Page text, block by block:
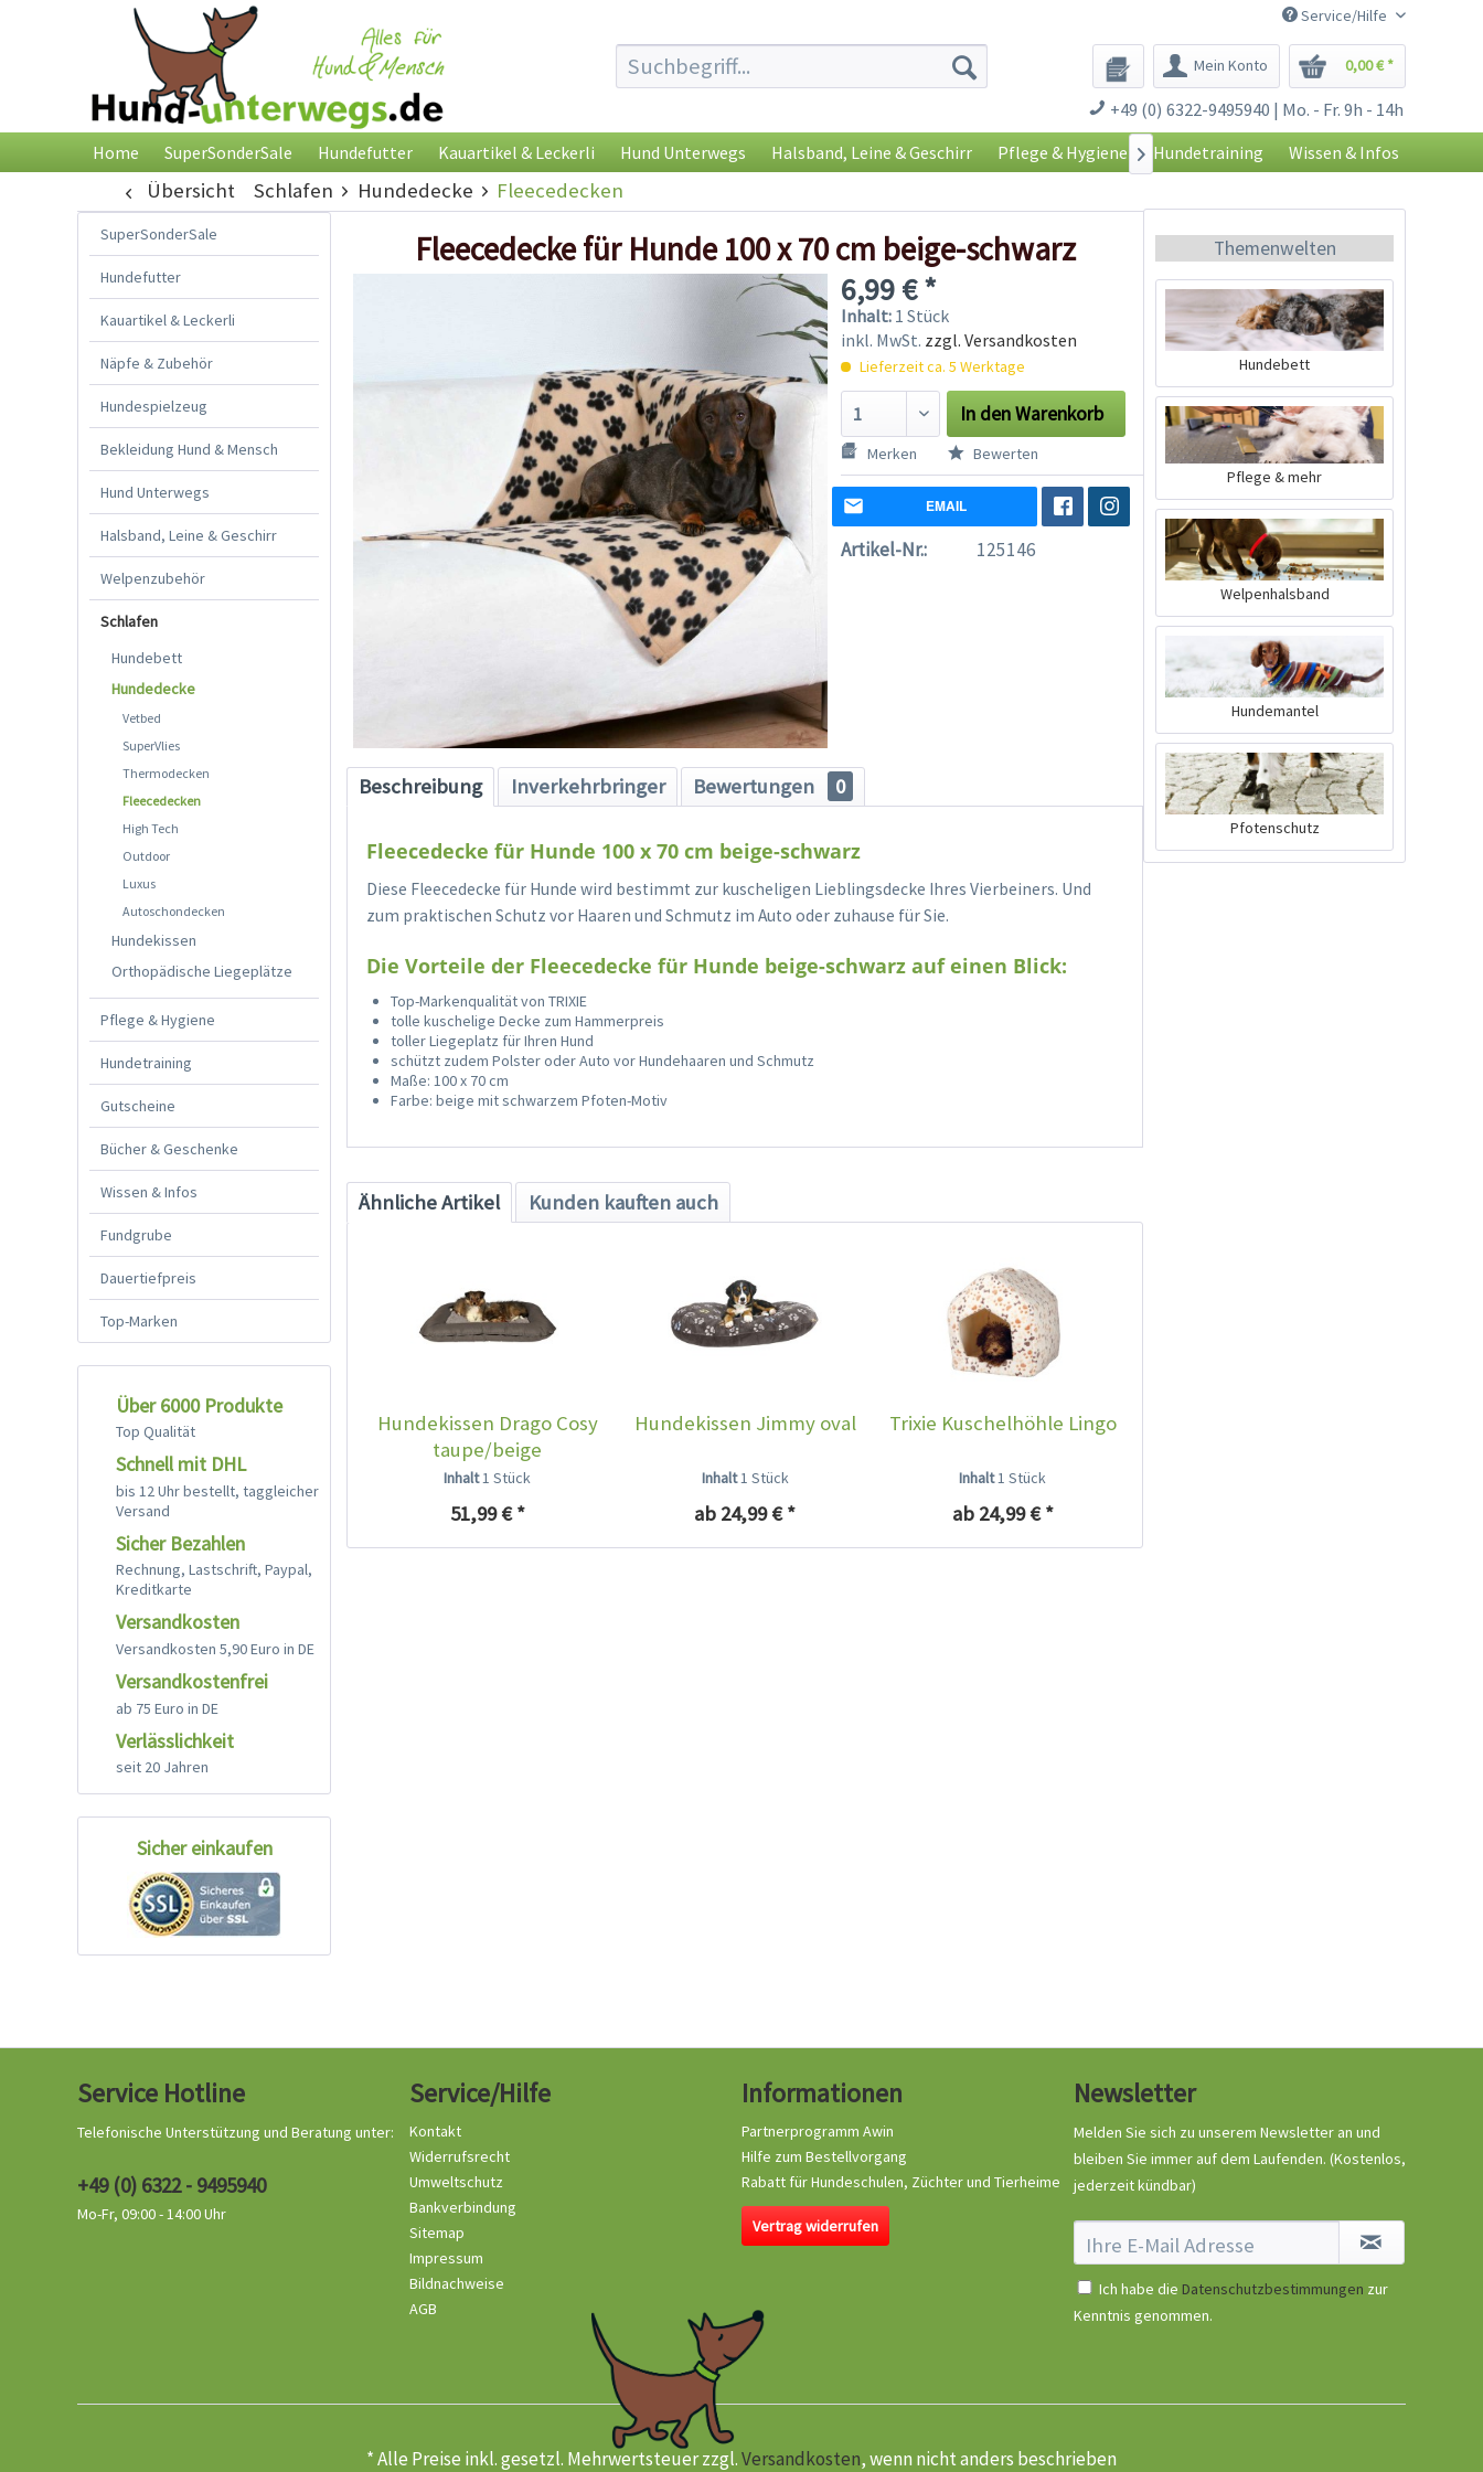
Service/Hilfe
Mein Konto 0,00 € *
+49 (0) 6322-9495940 | Mo. - Fr. 9h - 14h
Home SuperSonderSale Hundefutter Kauartikel & Leckerli Hund Unterwegs Halsband, Leine & Geschirr Pflege & Hygiene Hundetraining Wissen & Infos

Übersicht Schlafen Hundedecke Fleecedecken
SuperSonderSale
Hundefutter
Kauartikel & Leckerli
Näpfe & Zubehör
Hundespielzeug
Bekleidung Hund & Mensch
Hund Unterwegs
Halsband, Leine & Geschirr
Welpenzubehör
Schlafen
Hundebett
Hundedecke
Vetbed
SuperVlies
Thermodecken
Fleecedecken
High Tech
Outdoor
Luxus
Autoschondecken
Hundekissen
Orthopädische Liegeplätze
Pflege & Hygiene
Hundetraining
Gutscheine
Bücher & Geschenke
Wissen & Infos
Fundgrube
Dauertiefpreis
Top-Marken
Über 6000 Produkte
Top Qualität
Schnell mit DHL
bis 12 Uhr bestellt, taggleicher
Versand
Sicher Bezahlen
Rechnung, Lastschrift, Paypal,
Kreditkarte
Versandkosten
Versandkosten 5,90 Euro in DE
Versandkostenfrei
ab 75 Euro in DE
Verlässlichkeit
seit 20 Jahren
Sicher einkaufen
Fleecedecke für Hunde 100 x 70 cm beige-schwarz
6,99 € *
Inhalt: 1 Stück
inkl. MwSt. zzgl. Versandkosten
Lieferzeit ca. 5 Werktage
In den Warenkorb
Merken Bewerten
EMAIL
Artikel-Nr.: 125146
Beschreibung Inverkehrbringer Bewertungen 0
Fleecedecke für Hunde 100 x 70 cm beige-schwarz
Diese Fleecedecke für Hunde wird bestimmt zur kuscheligen Lieblingsdecke Ihres Vierbeiners. Und
zum praktischen Schutz vor Haaren und Schmutz im Auto oder zuhause für Sie.
Die Vorteile der Fleecedecke für Hunde beige-schwarz auf einen Blick:
Top-Markenqualität von TRIXIE
tolle kuschelige Decke zum Hammerpreis
toller Liegeplatz für Ihren Hund
schützt zudem Polster oder Auto vor Hundehaaren und Schmutz
Maße: 100 x 70 cm
Farbe: beige mit schwarzem Pfoten-Motiv
Ähnliche Artikel Kunden kauften auch
Hundekissen Drago Cosy
taupe/beige
Inhalt1 Stück
51,99 € *
Hundekissen Jimmy oval
Inhalt1 Stück
ab 24,99 € *
Trixie Kuschelhöhle Lingo
Inhalt1 Stück
ab 24,99 € *
Themenwelten
Hundebett
Pflege & mehr
Welpenhalsband
Hundemantel
Pfotenschutz
Service Hotline
Telefonische Unterstützung und Beratung unter:
+49 (0) 6322 - 9495940
Mo-Fr, 09:00 - 14:00 Uhr
Service/Hilfe
Kontakt
Widerrufsrecht
Umweltschutz
Bankverbindung
Sitemap
Impressum
Bildnachweise
AGB
Informationen
Partnerprogramm Awin
Hilfe zum Bestellvorgang
Rabatt für Hundeschulen, Züchter und Tierheime
Vertrag widerrufen
Newsletter
Melden Sie sich zu unserem Newsletter an und
bleiben Sie immer auf dem Laufenden. (Kostenlos,
jederzeit kündbar)
Ich habe die Datenschutzbestimmungen zur
Kenntnis genommen.
* Alle Preise inkl. gesetzl. Mehrwertsteuer zzgl.Versandkosten, wenn nicht anders beschrieben